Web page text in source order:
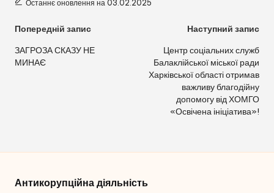
Останнє оновлення на 03.02.2025
Навігація
по
запису
Попередній запис
ЗАГРОЗА СКАЗУ НЕ
МИНАЄ
Наступний запис
Центр соціальних служб
Балаклійської міської ради
Харківської області отримав
важливу благодійну
допомогу від ХОМГО
«Освічена ініціатива»!
Антикорупційна діяльність
A− A A+